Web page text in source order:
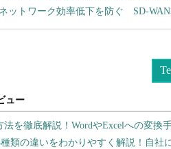
ットワーク効率低下を防ぐ SD-WAN
法を徹底解説！WordやExcelへの変換
種類の違いをわかりやすく解説！自社